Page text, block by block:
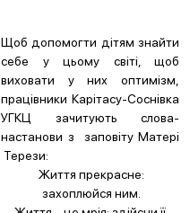
Щоб допомогти дітям знайти
себе у цьому світі, щоб
виховати у них оптимізм,
працівники Карітасу-Соснівка
УГКЦ зачитують слова-
настанови з заповіту Матері
Терези:
Життя прекрасне:
захоплюйся ним.